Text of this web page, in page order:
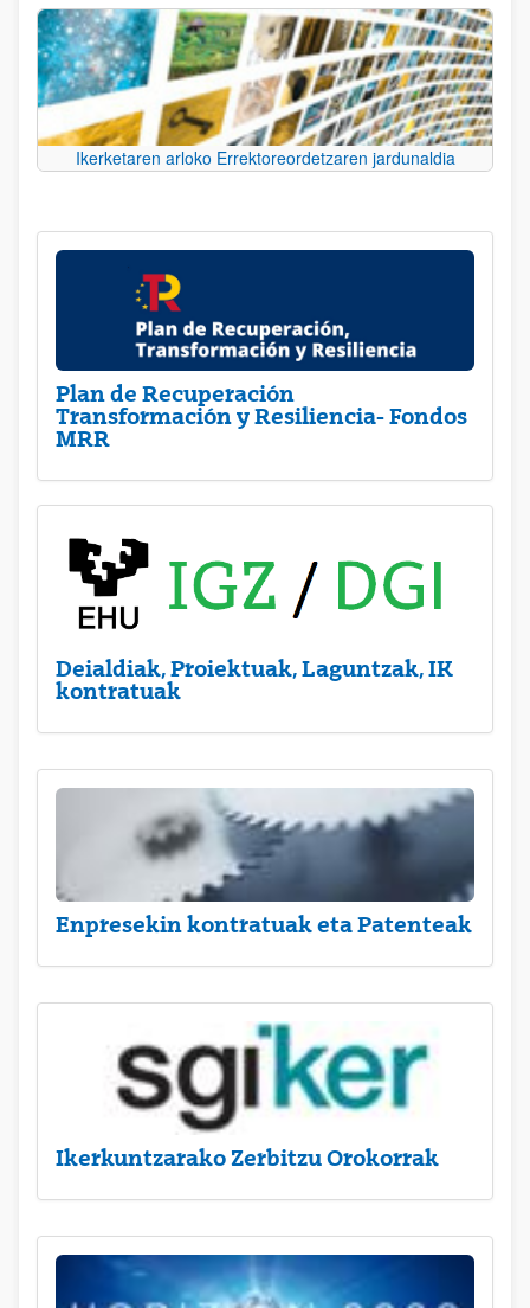
Ikerketaren arloko Errektoreordetzaren jardunaldia
Plan de Recuperación
Transformación y Resiliencia- Fondos
MRR
Deialdiak, Proiektuak, Laguntzak, IK
kontratuak
Enpresekin kontratuak eta Patenteak
Ikerkuntzarako Zerbitzu Orokorrak